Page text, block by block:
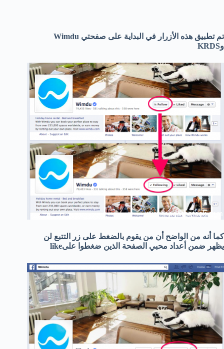
تم تطبيق هذه الأزرار في البداية على صفحتي Wimdu
وKRDS
كما أنه من الواضح أن من يقوم بالضغط على زر التتبع لن
يظهر ضمن أعداد محبي الصفحة الذين ضغطوا علىlike